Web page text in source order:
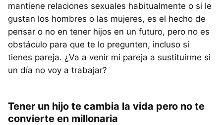
mantiene relaciones sexuales habitualmente o si le
gustan los hombres o las mujeres, es el hecho de
pensar o no en tener hijos en un futuro, pero no es
obstáculo para que te lo pregunten, incluso si
tienes pareja. ¿Va a venir mi pareja a sustituirme si
un día no voy a trabajar?
Tener un hijo te cambia la vida pero no te
convierte en millonaria